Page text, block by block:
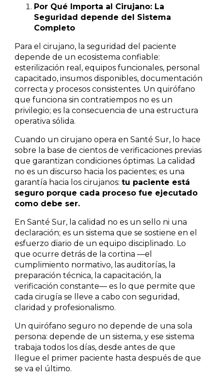
Por Qué Importa al Cirujano: La
Seguridad depende del Sistema
Completo
Para el cirujano, la seguridad del paciente
depende de un ecosistema confiable:
esterilización real, equipos funcionales, personal
capacitado, insumos disponibles, documentación
correcta y procesos consistentes. Un quirófano
que funciona sin contratiempos no es un
privilegio; es la consecuencia de una estructura
operativa sólida.
Cuando un cirujano opera en Santé Sur, lo hace
sobre la base de cientos de verificaciones previas
que garantizan condiciones óptimas. La calidad
no es un discurso hacia los pacientes; es una
garantía hacia los cirujanos: tu paciente está
seguro porque cada proceso fue ejecutado
como debe ser.
En Santé Sur, la calidad no es un sello ni una
declaración; es un sistema que se sostiene en el
esfuerzo diario de un equipo disciplinado. Lo
que ocurre detrás de la cortina —el
cumplimiento normativo, las auditorías, la
preparación técnica, la capacitación, la
verificación constante— es lo que permite que
cada cirugía se lleve a cabo con seguridad,
claridad y profesionalismo.
Un quirófano seguro no depende de una sola
persona: depende de un sistema, y ese sistema
trabaja todos los días, desde antes de que
llegue el primer paciente hasta después de que
se va el último.